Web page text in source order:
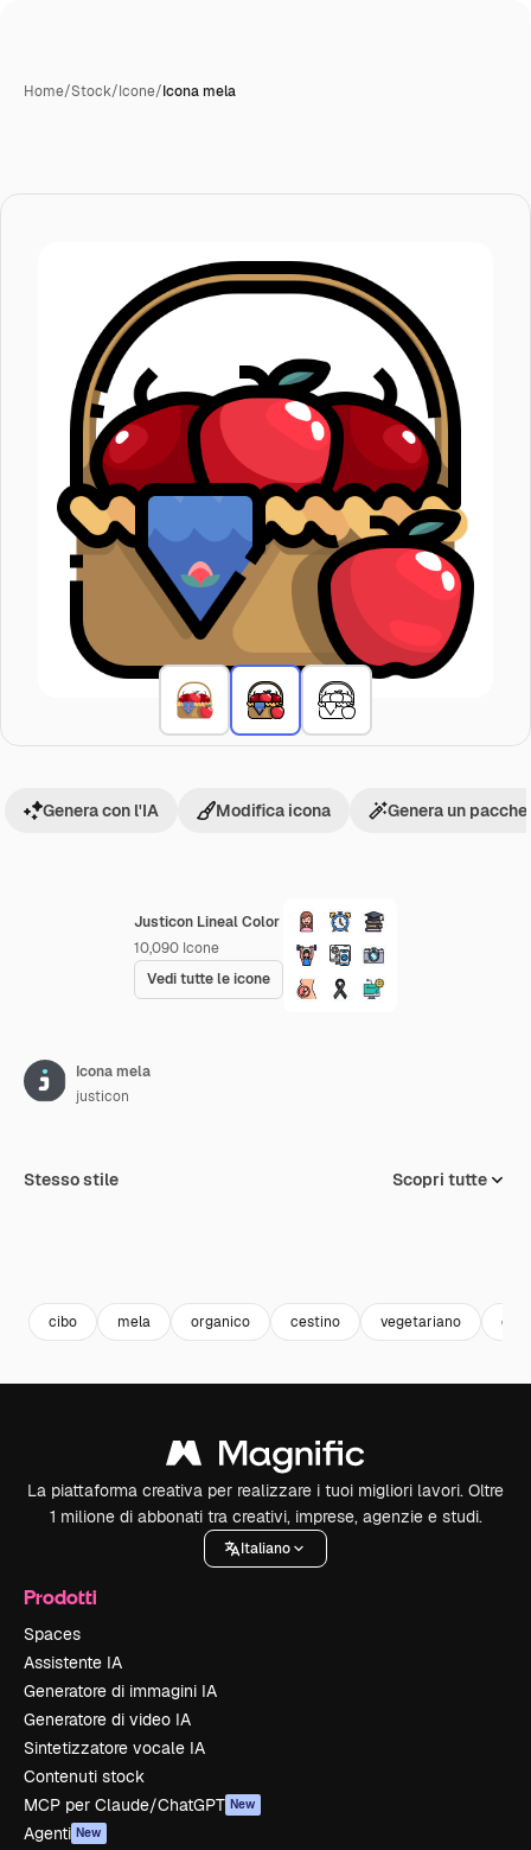
Home/Stock/Icone/Icona mela
Justicon Lineal Color
10,090 Icone
Vedi tutte le icone
Genera con l'IA Modifica icona Genera un
Icona mela
justicon
Stesso stile Scopri tutte
cibo mela organico cestino vegetariano
La piattaforma creativa per realizzare i tuoi migliori lavori. Oltre
1 milione di abbonati tra creativi, imprese, agenzie e studi.
Italiano
Prodotti
Spaces
Assistente IA
Generatore di immagini IA
Generatore di video IA
Sintetizzatore vocale IA
Contenuti stock
MCP per Claude/ChatGPT New
Agenti New